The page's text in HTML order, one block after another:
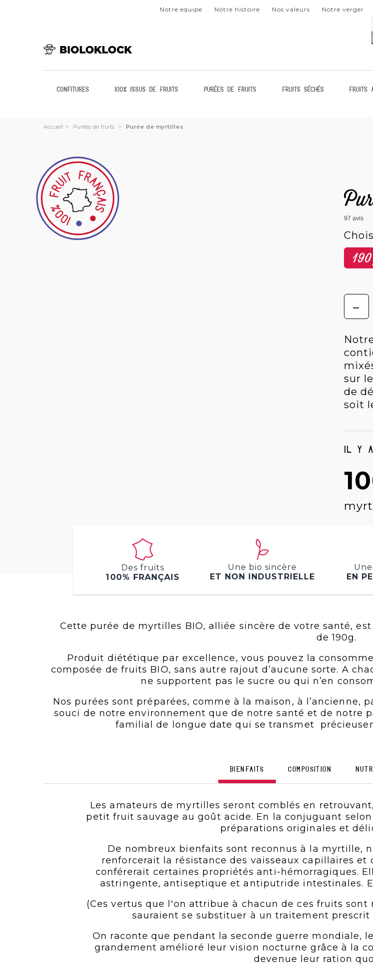
Notre équipe Notre histoire Nos valeurs Notre verger
Confitures 100% issus de fruits Purées de fruits Fruits séchés Fruits
Accueil > Purées de fruits > Purée de myrtilles
97 avis
-
sur
de
soit
Il y a
Des fruits
100% FRANÇAIS
Une bio sincère
ET NON INDUSTRIELLE
EN
Cette purée de myrtilles BIO, alliée sincère de votre santé,
de 190g.
Produit diététique par excellence, vous pouvez la
composée de fruits BIO, sans autre rajout d’aucune sorte. A
ne supportent pas le sucre ou qui n’en
Nos purées sont préparées, comme à la maison, à
souci de notre environnement que de notre santé et de notre
familial de longue date qui se transmet
BIENFAITS COMPOSITION
Les amateurs de myrtilles seront comblés en
petit fruit sauvage au goût acide. En la conjuguant
préparations originales et
De nombreux bienfaits sont reconnus à la myrtille,
renforcerait la résistance des vaisseaux capillaires
conférerait certaines propriétés anti-hémorragiques.
astringente, antiseptique et antiputride intestinales.
(Ces vertus que l'on attribue à chacun de ces fruits
sauraient se substituer à un traitement prescrit
On raconte que pendant la seconde guerre mondiale,
grandement amélioré leur vision nocturne grâce à la
devenue leur ration